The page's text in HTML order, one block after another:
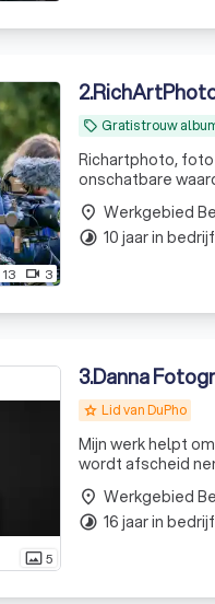
13 videocam 3
2.
local_offer Gratis trouw
Richartphoto,
onschatbare
website
place Werkgebied
timelapse 10 jaar in bedrijf
photo_size_select_actual5
3.Danna
grade Lid van DuPho
Mijn werk helpt
wordt afscheid
place Werkgebied
timelapse 16 jaar in bedrijf